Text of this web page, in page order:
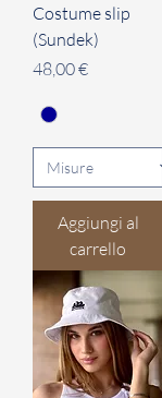
Costume slip
(Sundek)
Prezzo
48,00 €
Aggiungi al
carrello